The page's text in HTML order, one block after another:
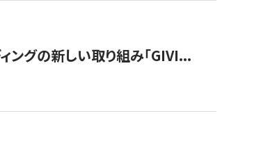
ングの新しい取り組み「GIVI...